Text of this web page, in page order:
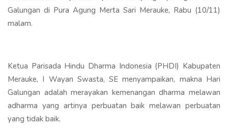
Galungan di Pura Agung Merta Sari Merauke, Rabu (10/11)
malam.
Ketua Parisada Hindu Dharma Indonesia (PHDI) Kabupaten
Merauke, I Wayan Swasta, SE menyampaikan, makna Hari
Galungan adalah merayakan kemenangan dharma melawan
adharma yang artinya perbuatan baik melawan perbuatan
yang tidak baik.